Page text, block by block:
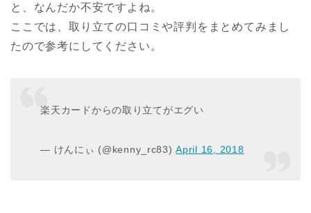
と、なんだか不安ですよね。
ここでは、取り立ての口コミや評判をまとめてみまし
たので参考にしてください。
楽天カードからの取り立てがエグい
— けんにぃ (@kenny_rc83)April 16, 2018